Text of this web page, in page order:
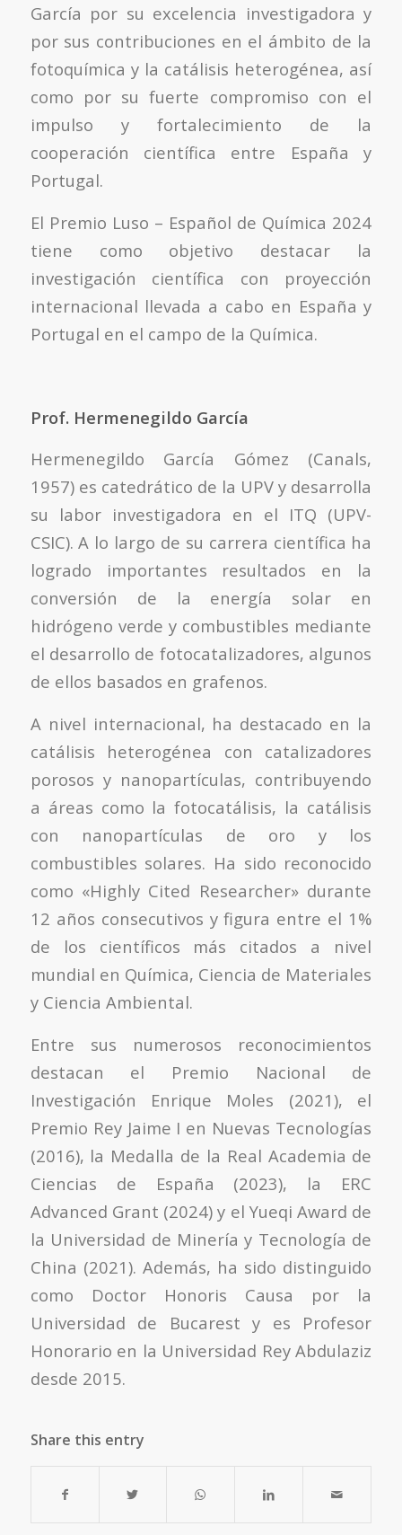
García por su excelencia investigadora y
por sus contribuciones en el ámbito de la
fotoquímica y la catálisis heterogénea, así
como por su fuerte compromiso con el
impulso y fortalecimiento de la
cooperación científica entre España y
Portugal.
El Premio Luso – Español de Química 2024
tiene como objetivo destacar la
investigación científica con proyección
internacional llevada a cabo en España y
Portugal en el campo de la Química.
Prof. Hermenegildo García
Hermenegildo García Gómez (Canals,
1957) es catedrático de la UPV y desarrolla
su labor investigadora en el ITQ (UPV-
CSIC). A lo largo de su carrera científica ha
logrado importantes resultados en la
conversión de la energía solar en
hidrógeno verde y combustibles mediante
el desarrollo de fotocatalizadores, algunos
de ellos basados en grafenos.
A nivel internacional, ha destacado en la
catálisis heterogénea con catalizadores
porosos y nanopartículas, contribuyendo
a áreas como la fotocatálisis, la catálisis
con nanopartículas de oro y los
combustibles solares. Ha sido reconocido
como «Highly Cited Researcher» durante
12 años consecutivos y figura entre el 1%
de los científicos más citados a nivel
mundial en Química, Ciencia de Materiales
y Ciencia Ambiental.
Entre sus numerosos reconocimientos
destacan el Premio Nacional de
Investigación Enrique Moles (2021), el
Premio Rey Jaime I en Nuevas Tecnologías
(2016), la Medalla de la Real Academia de
Ciencias de España (2023), la ERC
Advanced Grant (2024) y el Yueqi Award de
la Universidad de Minería y Tecnología de
China (2021). Además, ha sido distinguido
como Doctor Honoris Causa por la
Universidad de Bucarest y es Profesor
Honorario en la Universidad Rey Abdulaziz
desde 2015.
Share this entry